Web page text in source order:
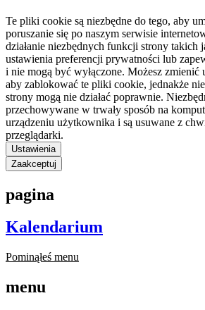
Te pliki cookie są niezbędne do tego, aby
poruszanie się po naszym serwisie
działanie niezbędnych funkcji strony takich
ustawienia preferencji prywatności lub
i nie mogą być wyłączone. Możesz zmienić
aby zablokować te pliki cookie, jednakże
strony mogą nie działać poprawnie.
przechowywane w trwały sposób na
urządzeniu użytkownika i są usuwane z
przeglądarki.
Ustawienia
Zaakceptuj
pagina
Kalendarium
Pominąłeś menu
menu